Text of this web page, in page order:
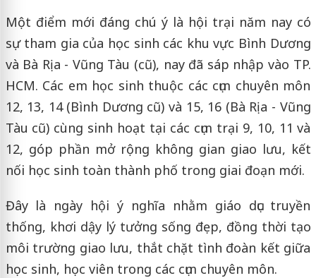
Một điểm mới đáng chú ý là hội trại năm nay có
sự tham gia của học sinh các khu vực Bình Dương
và Bà Rịa - Vũng Tàu (cũ), nay đã sáp nhập vào TP.
HCM. Các em học sinh thuộc các cụm chuyên môn
12, 13, 14 (Bình Dương cũ) và 15, 16 (Bà Rịa - Vũng
Tàu cũ) cùng sinh hoạt tại các cụm trại 9, 10, 11 và
12, góp phần mở rộng không gian giao lưu, kết
nối học sinh toàn thành phố trong giai đoạn mới.
Đây là ngày hội ý nghĩa nhằm giáo dục truyền
thống, khơi dậy lý tưởng sống đẹp, đồng thời tạo
môi trường giao lưu, thắt chặt tình đoàn kết giữa
học sinh, học viên trong các cụm chuyên môn.